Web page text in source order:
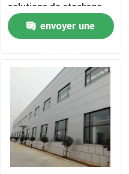
solutions de stockage
optimales
envoyer une